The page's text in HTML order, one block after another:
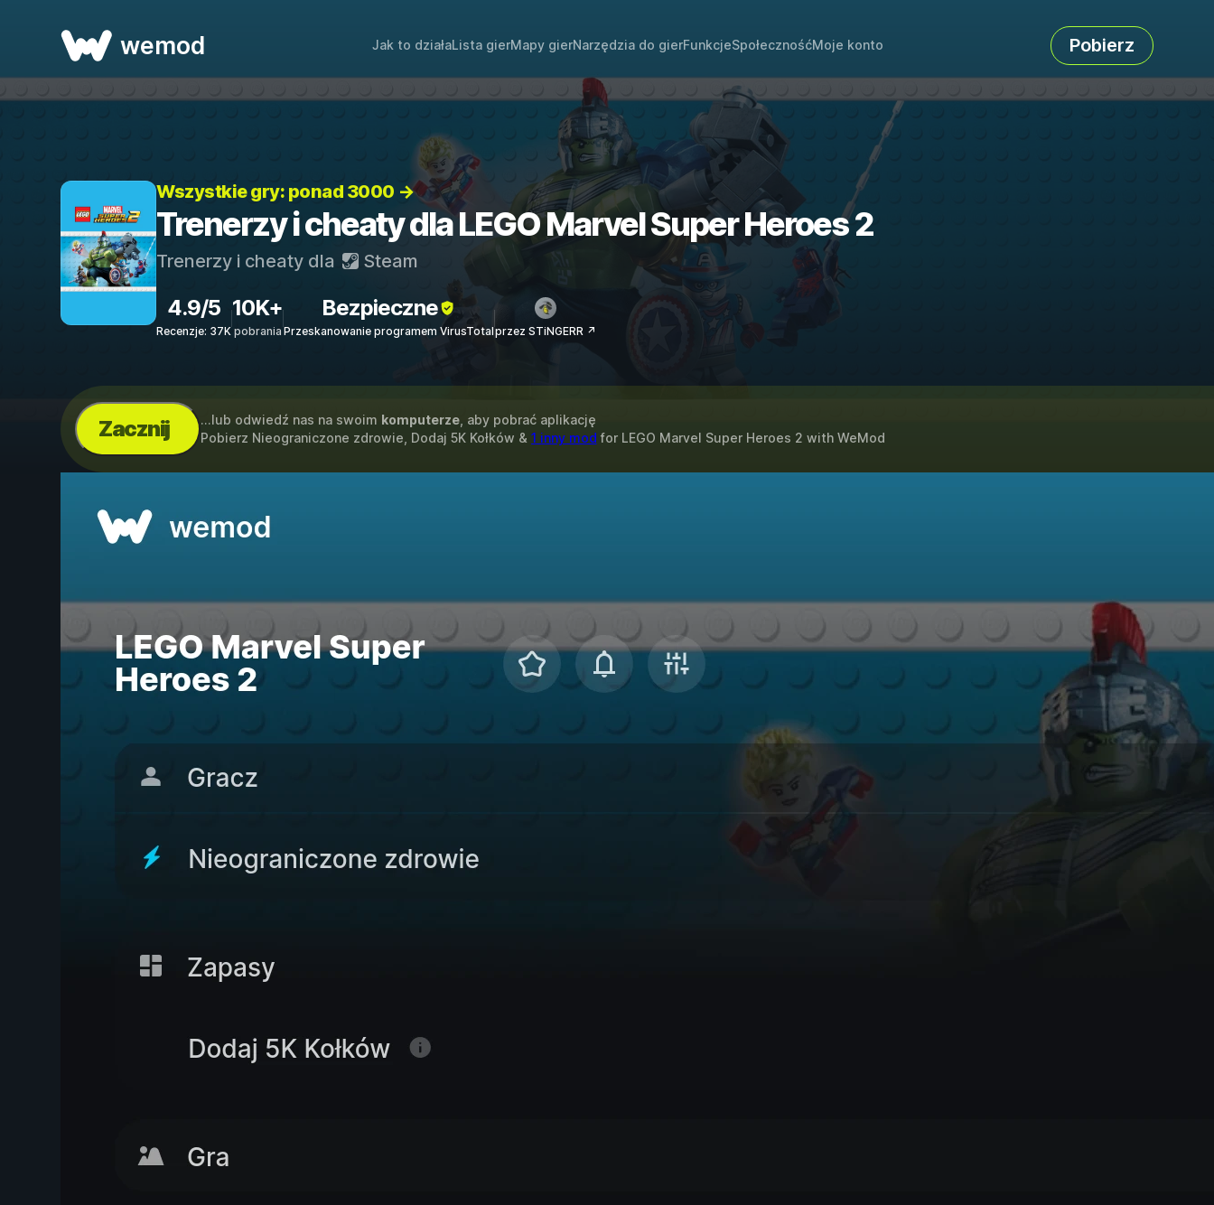
wemod Jak to działaLista gierMapy gierNarzędzia do gierFunkcjeSpołecznośćMoje konto Pobierz
Wszystkie gry: ponad 3000 →
Trenerzy i cheaty dla LEGO Marvel Super Heroes 2
Trenerzy i cheaty dla Steam
4.9/5
Recenzje: 37K
10K+
pobrania
Bezpieczne
Przeskanowanie programem VirusTotalprzez STiNGERR ↗
Zacznij ...lub odwiedź nas na swoim komputerze, aby pobrać aplikację
Pobierz Nieograniczone zdrowie, Dodaj 5K Kołków & 1 inny mod for LEGO Marvel Super Heroes 2 with WeMod